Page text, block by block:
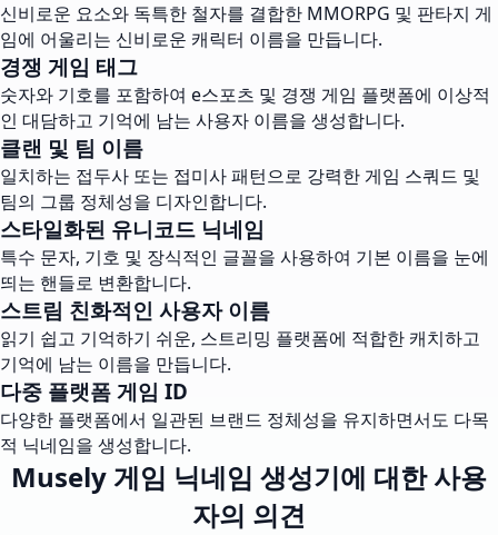
신비로운 요소와 독특한 철자를 결합한 MMORPG 및 판타지 게
임에 어울리는 신비로운 캐릭터 이름을 만듭니다.
경쟁 게임 태그
숫자와 기호를 포함하여 e스포츠 및 경쟁 게임 플랫폼에 이상적
인 대담하고 기억에 남는 사용자 이름을 생성합니다.
클랜 및 팀 이름
일치하는 접두사 또는 접미사 패턴으로 강력한 게임 스쿼드 및
팀의 그룹 정체성을 디자인합니다.
스타일화된 유니코드 닉네임
특수 문자, 기호 및 장식적인 글꼴을 사용하여 기본 이름을 눈에
띄는 핸들로 변환합니다.
스트림 친화적인 사용자 이름
읽기 쉽고 기억하기 쉬운, 스트리밍 플랫폼에 적합한 캐치하고
기억에 남는 이름을 만듭니다.
다중 플랫폼 게임 ID
다양한 플랫폼에서 일관된 브랜드 정체성을 유지하면서도 다목
적 닉네임을 생성합니다.
Musely 게임 닉네임 생성기에 대한 사용
자의 의견